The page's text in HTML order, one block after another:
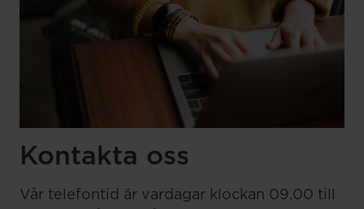
Kontakta oss
Vår telefontid är vardagar klockan 09.00 till